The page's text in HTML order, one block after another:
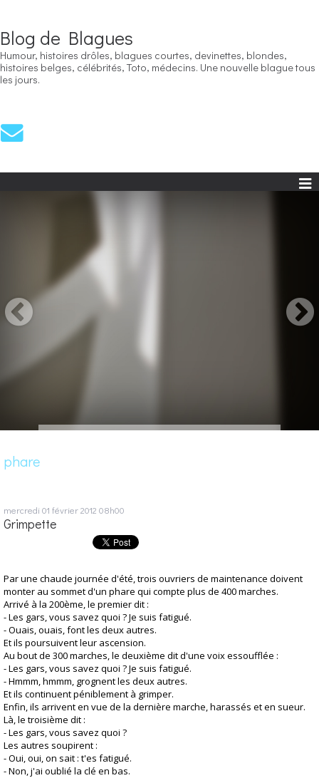
Blog de Blagues
Humour, histoires drôles, blagues courtes, devinettes, blondes,
histoires belges, célébrités, Toto, médecins. Une nouvelle blague tous
les jours.
phare
mercredi 01 février 2012 08h00
Grimpette
Par une chaude journée d'été, trois ouvriers de maintenance doivent
monter au sommet d'un phare qui compte plus de 400 marches.
Arrivé à la 200ème, le premier dit :
- Les gars, vous savez quoi ? Je suis fatigué.
- Ouais, ouais, font les deux autres.
Et ils poursuivent leur ascension.
Au bout de 300 marches, le deuxième dit d'une voix essoufflée :
- Les gars, vous savez quoi ? Je suis fatigué.
- Hmmm, hmmm, grognent les deux autres.
Et ils continuent péniblement à grimper.
Enfin, ils arrivent en vue de la dernière marche, harassés et en sueur.
Là, le troisième dit :
- Les gars, vous savez quoi ?
Les autres soupirent :
- Oui, oui, on sait : t'es fatigué.
- Non, j'ai oublié la clé en bas.